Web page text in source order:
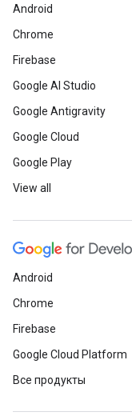
Android
Chrome
Firebase
Google AI Studio
Google Antigravity
Google Cloud
Google Play
View all
Android
Chrome
Firebase
Google Cloud Platform
Все продукты